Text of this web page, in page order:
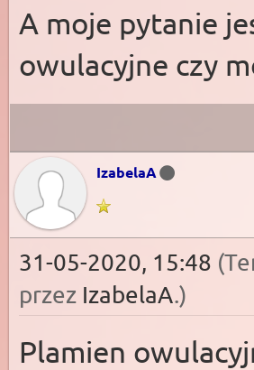
A moje pytanie
owulacyjne czy
IzabelaA
31-05-2020, 15:48
przez IzabelaA.)
Plamien